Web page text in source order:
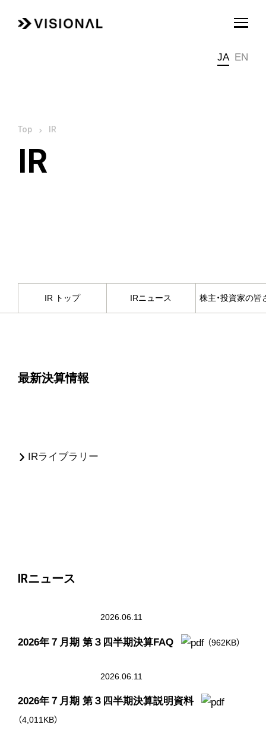
IR
IR
JA EN
IR トップ IRニュース 株主・投資家の皆
最新決算情報
IRライブラリー
IRニュース
2026.06.11
2026年７月期 第３四半期決算FAQ （962KB）
2026.06.11
2026年７月期 第３四半期決算説明資料
（4,011KB）